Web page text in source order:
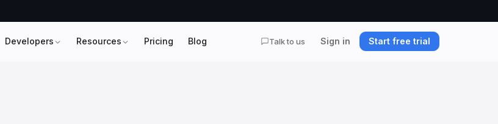
Developers Resources Pricing Blog Talk to us Sign in Start free trial